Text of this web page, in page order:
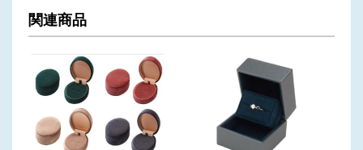
関連商品